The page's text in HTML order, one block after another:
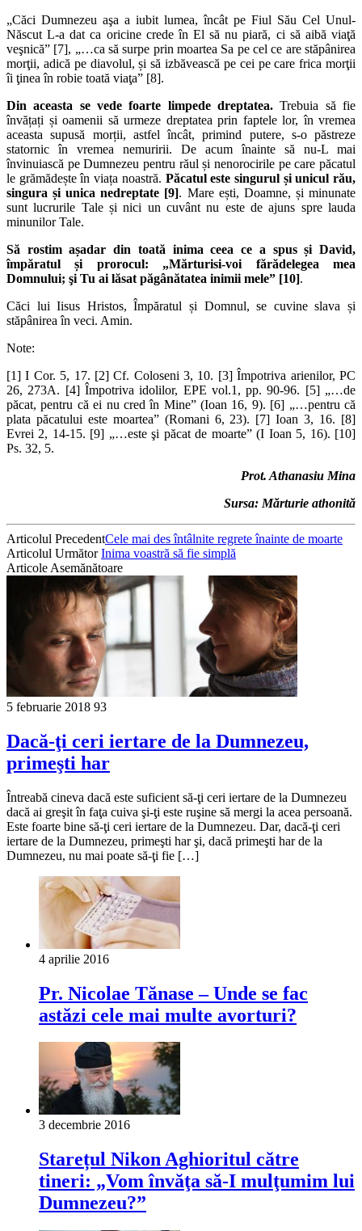
„Căci Dumnezeu aşa a iubit lumea, încât pe Fiul Său Cel Unul-
Născut L-a dat ca oricine crede în El să nu piară, ci să aibă viaţă
veşnică” [7], „…ca să surpe prin moartea Sa pe cel ce are stăpânirea
morţii, adică pe diavolul, și să izbăvească pe cei pe care frica morţii
îi ţinea în robie toată viaţa” [8].
Din aceasta se vede foarte limpede dreptatea. Trebuia să fie
învățați și oamenii să urmeze dreptatea prin faptele lor, în vremea
aceasta supusă morții, astfel încât, primind putere, s-o păstreze
statornic în vremea nemuririi. De acum înainte să nu-L mai
învinuiască pe Dumnezeu pentru răul și nenorocirile pe care păcatul
le grămădește în viața noastră. Păcatul este singurul și unicul rău,
singura și unica nedreptate [9]. Mare ești, Doamne, și minunate
sunt lucrurile Tale și nici un cuvânt nu este de ajuns spre lauda
minunilor Tale.
Să rostim așadar din toată inima ceea ce a spus și David,
împăratul și prorocul: „Mărturisi-voi fărădelegea mea
Domnului; şi Tu ai lăsat păgânătatea inimii mele” [10].
Căci lui Iisus Hristos, Împăratul și Domnul, se cuvine slava și
stăpânirea în veci. Amin.
Note:
[1] I Cor. 5, 17. [2] Cf. Coloseni 3, 10. [3] Împotriva arienilor, PC
26, 273A. [4] Împotriva idolilor, EPE vol.1, pp. 90-96. [5] „…de
păcat, pentru că ei nu cred în Mine” (Ioan 16, 9). [6] „…pentru că
plata păcatului este moartea” (Romani 6, 23). [7] Ioan 3, 16. [8]
Evrei 2, 14-15. [9] „…este şi păcat de moarte” (I Ioan 5, 16). [10]
Ps. 32, 5.
Prot. Athanasiu Mina
Sursa: Mărturie athonită
Articolul PrecedentCele mai des întâlnite regrete înainte de moarte
Articolul UrmătorInima voastră să fie simplă
Articole Asemănătoare
5 februarie 2018 93
Dacă-ţi ceri iertare de la Dumnezeu,
primeşti har
Întreabă cineva dacă este suficient să-ţi ceri iertare de la Dumnezeu
dacă ai greşit în faţa cuiva şi-ţi este ruşine să mergi la acea persoană.
Este foarte bine să-ţi ceri iertare de la Dumnezeu. Dar, dacă-ţi ceri
iertare de la Dumnezeu, primeşti har şi, dacă primeşti har de la
Dumnezeu, nu mai poate să-ţi fie […]
4 aprilie 2016
Pr. Nicolae Tănase – Unde se fac
astăzi cele mai multe avorturi?
3 decembrie 2016
Starețul Nikon Aghioritul către
tineri: „Vom învăţa să-I mulţumim lui
Dumnezeu?”